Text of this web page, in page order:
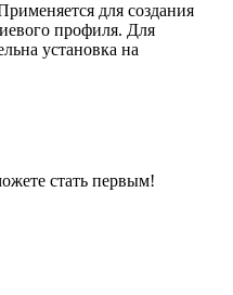
для создания
профиля. Для
установка на
стать первым!